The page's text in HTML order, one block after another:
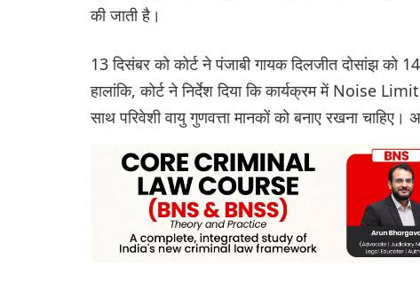
की जाती है।
13 दिसंबर को कोर्ट ने पंजाबी गायक दिलजीत दोसांझ को
हालांकि, कोर्ट ने निर्देश दिया कि कार्यक्रम में Noise
साथ परिवेशी वायु गुणवत्ता मानकों को बनाए रखना